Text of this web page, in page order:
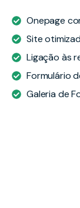
Onepage
Site
Ligação às
Formulário
Galeria de